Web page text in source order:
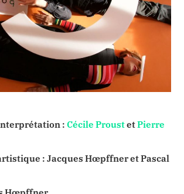
: Cécile ProustetPierre
: Jacques Hœpffner et Pascal